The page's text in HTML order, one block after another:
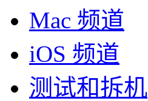
Mac 频道
iOS 频道
测试和拆机